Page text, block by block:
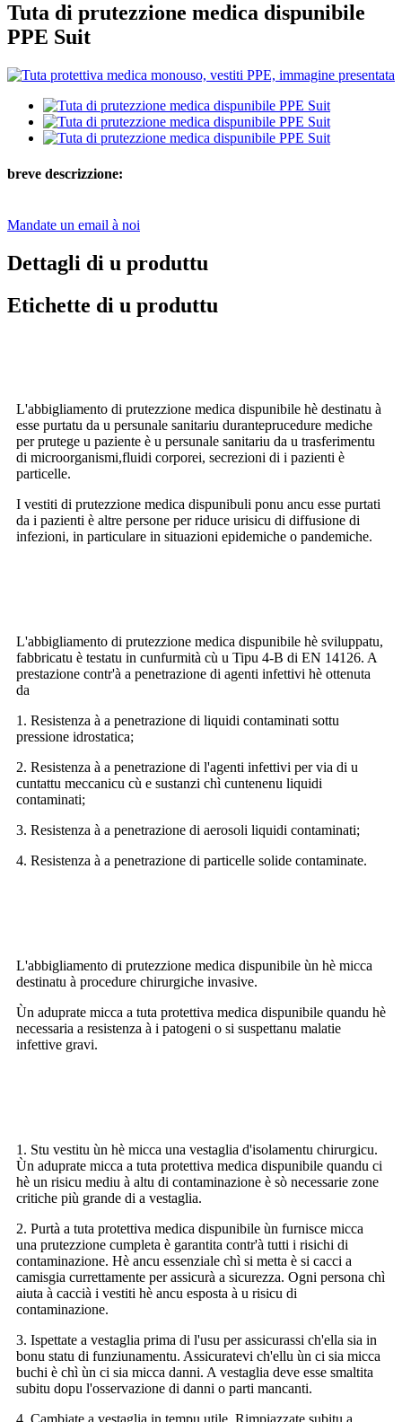
Tuta di prutezzione medica dispunibile
PPE Suit
breve descrizzione:
Mandate un email à noi
Dettagli di u produttu
Etichette di u produttu
L'abbigliamento di prutezzione medica dispunibile hè destinatu à
esse purtatu da u persunale sanitariu duranteprucedure mediche
per prutege u paziente è u persunale sanitariu da u trasferimentu
di microorganismi,fluidi corporei, secrezioni di i pazienti è
particelle.
I vestiti di prutezzione medica dispunibuli ponu ancu esse purtati
da i pazienti è altre persone per riduce urisicu di diffusione di
infezioni, in particulare in situazioni epidemiche o pandemiche.
L'abbigliamento di prutezzione medica dispunibile hè sviluppatu,
fabbricatu è testatu in cunfurmità cù u Tipu 4-B di EN 14126. A
prestazione contr'à a penetrazione di agenti infettivi hè ottenuta
da
1. Resistenza à a penetrazione di liquidi contaminati sottu
pressione idrostatica;
2. Resistenza à a penetrazione di l'agenti infettivi per via di u
cuntattu meccanicu cù e sustanzi chì cuntenenu liquidi
contaminati;
3. Resistenza à a penetrazione di aerosoli liquidi contaminati;
4. Resistenza à a penetrazione di particelle solide contaminate.
L'abbigliamento di prutezzione medica dispunibile ùn hè micca
destinatu à procedure chirurgiche invasive.
Ùn aduprate micca a tuta protettiva medica dispunibile quandu hè
necessaria a resistenza à i patogeni o si suspettanu malatie
infettive gravi.
1. Stu vestitu ùn hè micca una vestaglia d'isolamentu chirurgicu.
Ùn aduprate micca a tuta protettiva medica dispunibile quandu ci
hè un risicu mediu à altu di contaminazione è sò necessarie zone
critiche più grande di a vestaglia.
2. Purtà a tuta protettiva medica dispunibile ùn furnisce micca
una prutezzione cumpleta è garantita contr'à tutti i risichi di
contaminazione. Hè ancu essenziale chì si metta è si cacci a
camisgia currettamente per assicurà a sicurezza. Ogni persona chì
aiuta à caccià i vestiti hè ancu esposta à u risicu di
contaminazione.
3. Ispettate a vestaglia prima di l'usu per assicurassi ch'ella sia in
bonu statu di funziunamentu. Assicuratevi ch'ellu ùn ci sia micca
buchi è chì ùn ci sia micca danni. A vestaglia deve esse smaltita
subitu dopu l'osservazione di danni o parti mancanti.
4. Cambiate a vestaglia in tempu utile. Rimpiazzate subitu a